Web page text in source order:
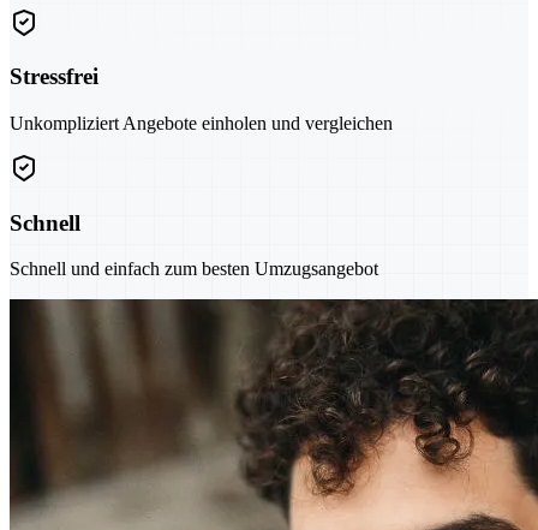
Stressfrei
Unkompliziert Angebote einholen und vergleichen
Schnell
Schnell und einfach zum besten Umzugsangebot